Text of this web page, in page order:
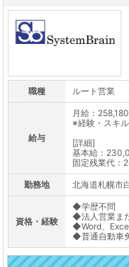
職種 ルート営業
給与
月給：
※経験・スキ
[詳細]
基本給：
固定残業代：
勤務地 北海道札幌市
資格・経験
◆学歴不問
◆法人営業ま
◆Word、
◆普通自動車